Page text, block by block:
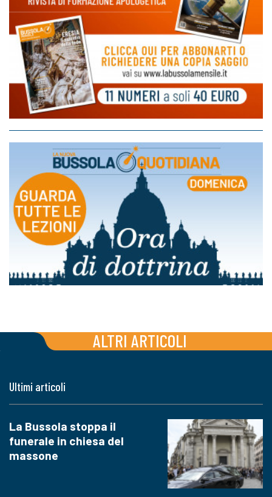
ALTRI ARTICOLI
Ultimi articoli
La Bussola stoppa il
funerale in chiesa del
massone